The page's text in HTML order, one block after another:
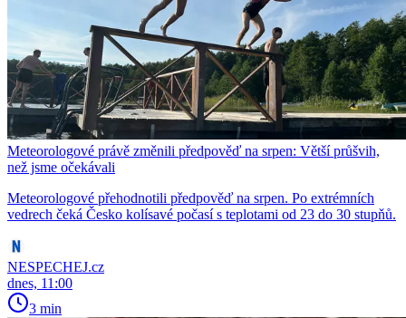
Meteorologové právě změnili předpověď na srpen: Větší průšvih,
než jsme očekávali
Meteorologové přehodnotili předpověď na srpen. Po extrémních
vedrech čeká Česko kolísavé počasí s teplotami od 23 do 30 stupňů.
NESPECHEJ.cz
dnes, 11:00
3 min